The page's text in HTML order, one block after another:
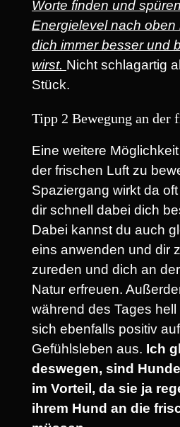
Worte finden und
Energielevel nach oben
dich immer besser und
wirst. Nicht schlagartig
Stück.
Tipp 2 Bewegung an der
Eine weitere
der frischen Luft zu
Spaziergang wirkt da
dir schnell dabei dich
Dabei kannst du auch
eins anwenden und dir
zureden und dich an
Natur erfreuen.
während des Tages
sich ebenfalls positiv
Gefühlsleben aus. Ich
deswegen, sind
im Vorteil, da sie ja
ihrem Hund an die